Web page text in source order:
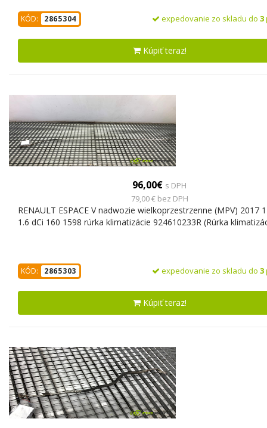
KÓD: 2865304 expedovanie zo skladu do 3
Kúpiť teraz!
96,00€ s DPH
79,00 € bez DPH
RENAULT ESPACE V nadwozie wielkoprzestrzenne (MPV) 2017
1.6 dCi 160 1598 rúrka klimatizácie 924610233R (Rúrka
KÓD: 2865303 expedovanie zo skladu do 3
Kúpiť teraz!